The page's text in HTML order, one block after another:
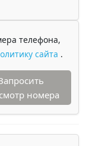
телефона,
сайта .
номера